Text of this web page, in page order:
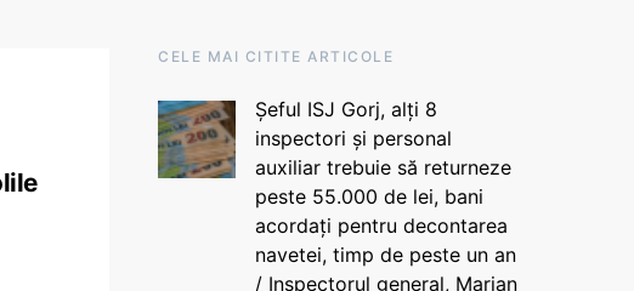
CELE MAI CITITE ARTICOLE
Șeful ISJ Gorj, alți 8
inspectori și personal
auxiliar trebuie să returneze
peste 55.000 de lei, bani
acordați pentru decontarea
navetei, timp de peste un an
/ Inspectorul general, Marian